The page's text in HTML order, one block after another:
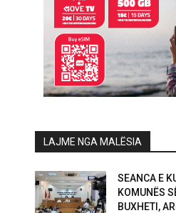
LAJME NGA MALËSIA
SEANCA E
KOMUNËS
BUXHETI,